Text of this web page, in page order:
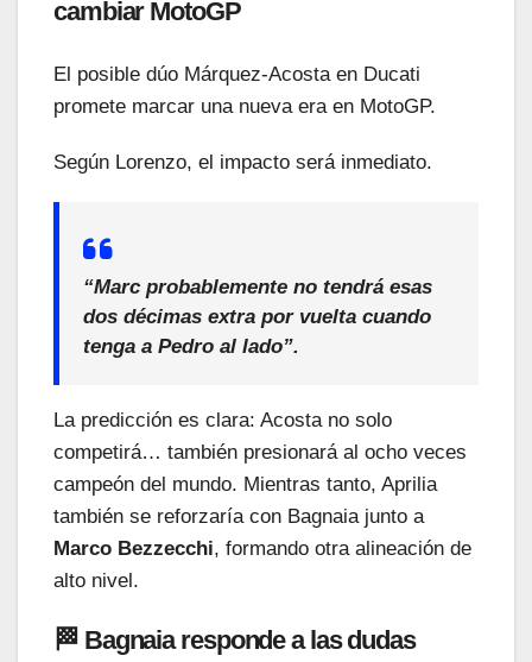
cambiar MotoGP
El posible dúo Márquez-Acosta en Ducati
promete marcar una nueva era en MotoGP.
Según Lorenzo, el impacto será inmediato.
“Marc probablemente no tendrá esas
dos décimas extra por vuelta cuando
tenga a Pedro al lado”.
La predicción es clara: Acosta no solo
competirá… también presionará al ocho veces
campeón del mundo. Mientras tanto, Aprilia
también se reforzaría con Bagnaia junto a
Marco Bezzecchi, formando otra alineación de
alto nivel.
🏁 Bagnaia responde a las dudas